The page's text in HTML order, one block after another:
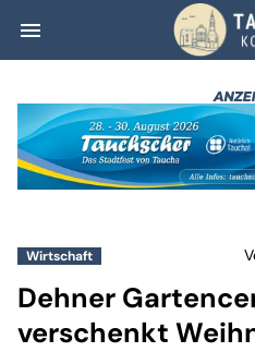
menu
Wirtschaft
Dehner
verschenkt